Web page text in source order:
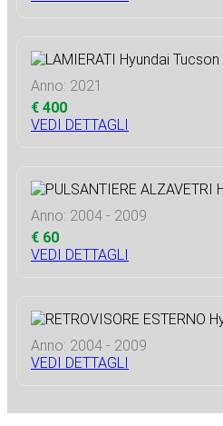
Anno: 2021
€ 400
VEDI DETTAGLI
Anno: 2004 - 2009
€ 60
VEDI DETTAGLI
Anno: 2004 - 2009
VEDI DETTAGLI